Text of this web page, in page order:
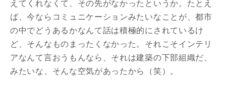
えてくれなくて、その先がなかったというか。たとえ
ば、今ならコミュニケーションみたいなことが、都市
の中でどうあるかなんて話は積極的にされているけ
ど、そんなものまったくなかった。それこそインテリ
アなんて言おうもんなら、それは建築の下部組織だ、
みたいな、そんな空気があったから（笑）。